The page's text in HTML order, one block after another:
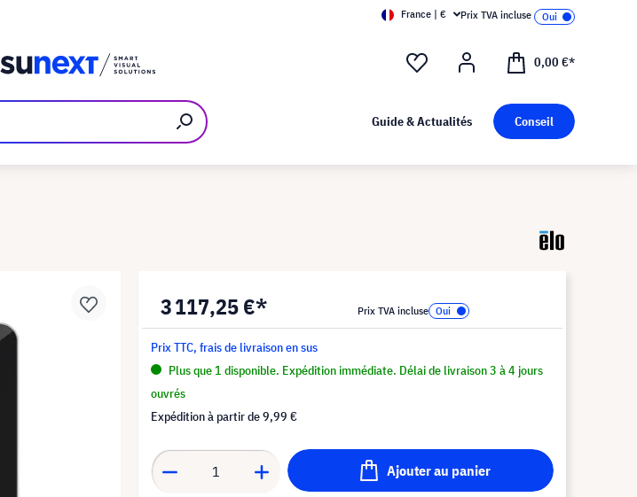
France | € Prix TVA incluse
0,00 €*
Guide & Actualités Conseil
3 117,25 €* Prix TVA incluse
Prix TTC, frais de livraison en sus
Plus que 1 disponible. Expédition immédiate. Délai de livraison 3 à 4 jours
ouvrés
Expédition à partir de9,99 €
Ajouter au panier